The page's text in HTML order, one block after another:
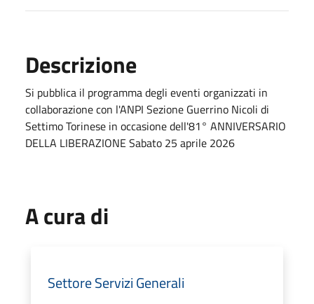
Descrizione
Si pubblica il programma degli eventi organizzati in
collaborazione con l'ANPI Sezione Guerrino Nicoli di
Settimo Torinese in occasione dell'81° ANNIVERSARIO
DELLA LIBERAZIONE Sabato 25 aprile 2026
A cura di
Settore Servizi Generali